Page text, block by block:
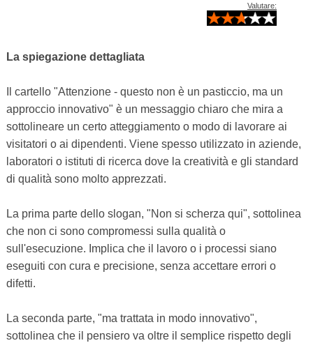
Valutare:
La spiegazione dettagliata
Il cartello "Attenzione - questo non è un pasticcio, ma un
approccio innovativo" è un messaggio chiaro che mira a
sottolineare un certo atteggiamento o modo di lavorare ai
visitatori o ai dipendenti. Viene spesso utilizzato in aziende,
laboratori o istituti di ricerca dove la creatività e gli standard
di qualità sono molto apprezzati.
La prima parte dello slogan, "Non si scherza qui", sottolinea
che non ci sono compromessi sulla qualità o
sull'esecuzione. Implica che il lavoro o i processi siano
eseguiti con cura e precisione, senza accettare errori o
difetti.
La seconda parte, "ma trattata in modo innovativo",
sottolinea che il pensiero va oltre il semplice rispetto degli